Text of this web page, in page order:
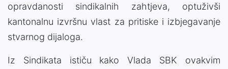
opravdanosti sindikalnih zahtjeva, optuživši
kantonalnu izvršnu vlast za pritiske i izbjegavanje
stvarnog dijaloga.
Iz Sindikata ističu kako Vlada SBK ovakvim